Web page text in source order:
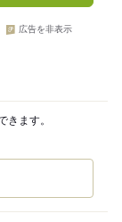
広告を非表示
きます。